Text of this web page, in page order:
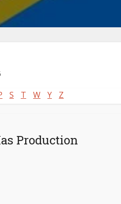
S T W Y Z
Production